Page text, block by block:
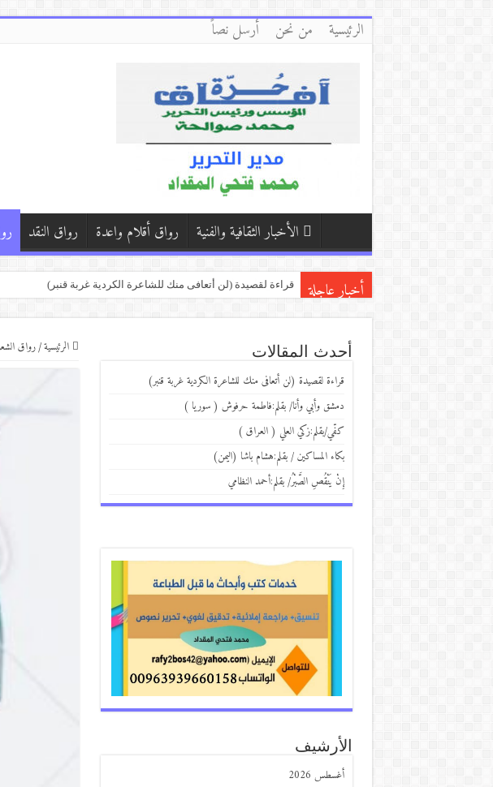
الرئيسية من نحن أرسل نصاً
الأخبار الثقافية والفنية رواق أقلام واعدة رواق النقد
أخبار عاجلة دمشق وأبي وأنا/ بقلم:فاطمة حرفوش ( سوريا )
كفّي/بقلم:زكي العلي ( العراق )
بكاء المساكين / بقلم:هشام باشا (اليمن)
الرئيسية/رواق أحدث المقالات
قراءة لقصيدة (لن أتعافى منك للشاعرة الكردية غربة قنبر)
دمشق وأبي وأنا/ بقلم:فاطمة حرفوش ( سوريا )
كفّي/بقلم:زكي العلي ( العراق )
بكاء المساكين / بقلم:هشام باشا (اليمن)
إِنْ يَنْقُصِ الصَّبْرُ/ بقلم:أحمد النظامي
الأرشيف
أغسطس 2026